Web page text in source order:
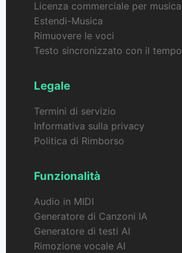
Licenza commerciale per musica
Estendi-Musica
Rimuovere le voci
Testo sincronizzato con il tempo
Legale
Termini di servizio
Informativa sulla privacy
Politica di Rimborso
Funzionalità
Audio in MIDI
Generatore di Canzoni IA
Generatore di testi AI
Rimozione vocale AI